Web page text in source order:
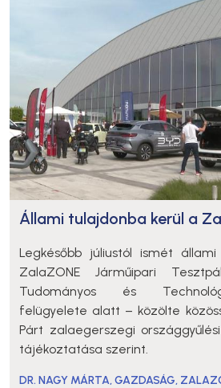
Állami tulajdonba kerül a
Legkésőbb júliustól ismét
ZalaZONE Járműipari
Tudományos és
felügyelete alatt – közölte
Párt zalaegerszegi
tájékoztatása szerint.
DR. NAGY MÁRTA,GAZDASÁG,